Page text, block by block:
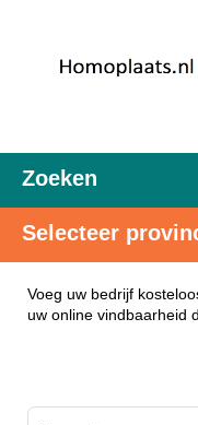
Zoeken
Selecteer
Voeg uw bedrijf
uw online vindbaarheid